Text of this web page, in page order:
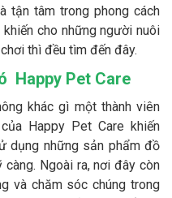
tận tâm trong phong cách
cho những người nuôi
thì đều tìm đến đây.
Happy Pet Care
khác gì một thành viên
Happy Pet Care khiến
dụng những sản phẩm đồ
Ngoài ra, nơi đây còn
và chăm sóc chúng trong